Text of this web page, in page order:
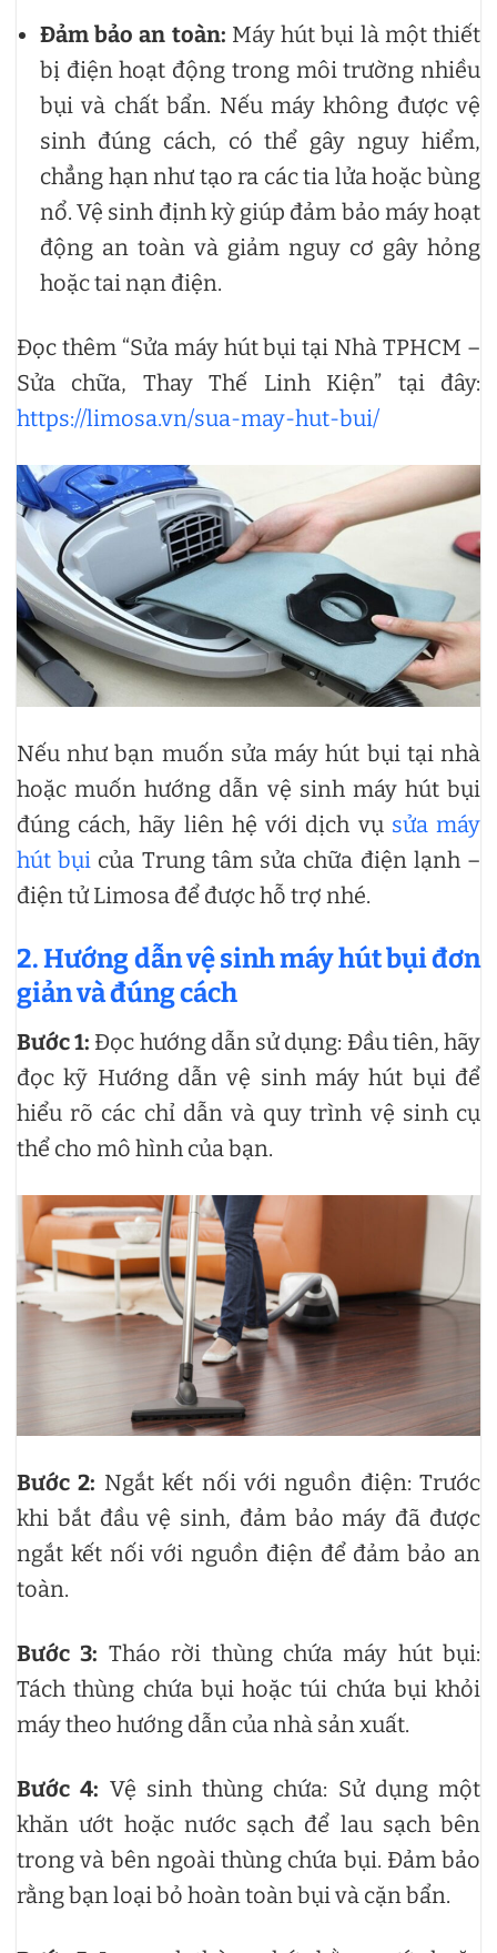
Đảm bảo an toàn: Máy hút bụi là một thiết
bị điện hoạt động trong môi trường nhiều
bụi và chất bẩn. Nếu máy không được vệ
sinh đúng cách, có thể gây nguy hiểm,
chẳng hạn như tạo ra các tia lửa hoặc bùng
nổ. Vệ sinh định kỳ giúp đảm bảo máy hoạt
động an toàn và giảm nguy cơ gây hỏng
hoặc tai nạn điện.
Đọc thêm “Sửa máy hút bụi tại Nhà TPHCM –
Sửa chữa, Thay Thế Linh Kiện” tại đây:
https://limosa.vn/sua-may-hut-bui/
Nếu như bạn muốn sửa máy hút bụi tại nhà
hoặc muốn hướng dẫn vệ sinh máy hút bụi
đúng cách, hãy liên hệ với dịch vụ sửa máy
hút bụi của Trung tâm sửa chữa điện lạnh –
điện tử Limosa để được hỗ trợ nhé.
2. Hướng dẫn vệ sinh máy hút bụi đơn
giản và đúng cách
Bước 1: Đọc hướng dẫn sử dụng: Đầu tiên, hãy
đọc kỹ Hướng dẫn vệ sinh máy hút bụi để
hiểu rõ các chỉ dẫn và quy trình vệ sinh cụ
thể cho mô hình của bạn.
Bước 2: Ngắt kết nối với nguồn điện: Trước
khi bắt đầu vệ sinh, đảm bảo máy đã được
ngắt kết nối với nguồn điện để đảm bảo an
toàn.
Bước 3: Tháo rời thùng chứa máy hút bụi:
Tách thùng chứa bụi hoặc túi chứa bụi khỏi
máy theo hướng dẫn của nhà sản xuất.
Bước 4: Vệ sinh thùng chứa: Sử dụng một
khăn ướt hoặc nước sạch để lau sạch bên
trong và bên ngoài thùng chứa bụi. Đảm bảo
rằng bạn loại bỏ hoàn toàn bụi và cặn bẩn.